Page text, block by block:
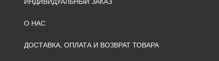
О НАС
ДОСТАВКА, ОПЛАТА И ВОЗВРАТ ТОВАРА